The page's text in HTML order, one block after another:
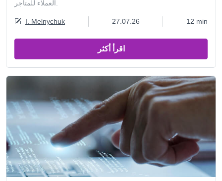
I. Melnychuk 27.07.26 12 min
اقرأ أكثر